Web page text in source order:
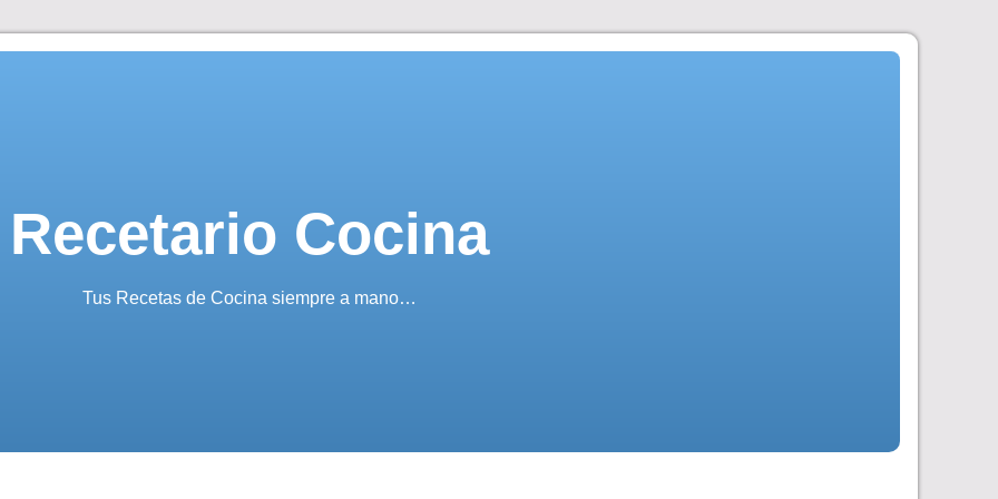
Recetario Cocina
Tus Recetas de Cocina siempre a mano…